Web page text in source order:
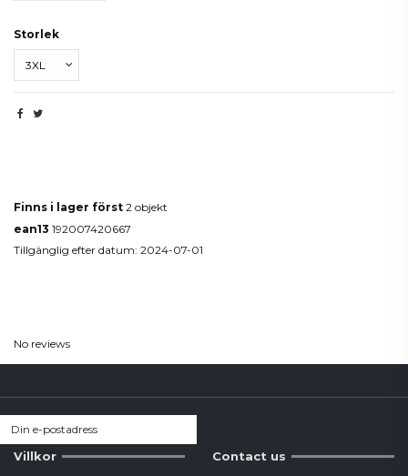
Storlek
Finns i lager först 2 objekt
ean13 192007420667
Tillgänglig efter datum: 2024-07-01
No reviews
Villkor Contact us